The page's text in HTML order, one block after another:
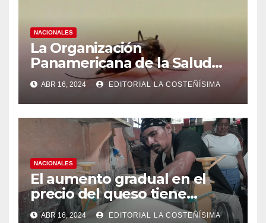
NACIONALES
La Organización
Panamericana de la Salud
(OPS), recomienda reforzar
medidas ante el aumento de
casos de dengue
ABR 16, 2024 EDITORIAL LA COSTEÑÍSIMA
NACIONALES
El aumento gradual en el
precio del queso tiene
efectos a las Panaderias
ABR 16, 2024 EDITORIAL LA COSTEÑÍSIMA